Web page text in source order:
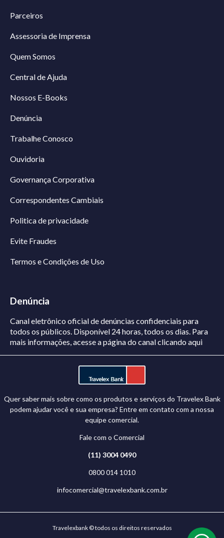
Parceiros
Assessoria de Imprensa
Quem Somos
Central de Ajuda
Nossos E-Books
Denúncia
Trabalhe Conosco
Ouvidoria
Governança Corporativa
Correspondentes Cambiais
Politica de privacidade
Evite Fraudes
Termos e Condições de Uso
Denúncia
Canal eletrônico oficial de denúncias confidenciais para
todos os públicos. Disponível 24 horas, todos os dias. Para
mais informações, acesse a página do canalclicando aqui
Quer saber mais sobre como os produtos e serviços do Travelex Bank
podem ajudar você e sua empresa? Entre em contato com a nossa
equipe comercial.
Fale com o Comercial
(11) 3004 0490
0800 014 1010
infocomercial@travelexbank.com.br
Travelexbank © todos os direitos reservados